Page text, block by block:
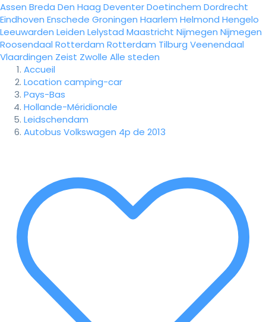
Assen Breda Den Haag DeventerDoetinchem Dordrecht
Eindhoven Enschede Groningen Haarlem Helmond Hengelo
Leeuwarden Leiden Lelystad Maastricht Nijmegen Nijmegen
Roosendaal Rotterdam Rotterdam Tilburg Veenendaal
Vlaardingen Zeist Zwolle Alle steden
Accueil
Location camping-car
Pays-Bas
Hollande-Méridionale
Leidschendam
Autobus Volkswagen 4p de 2013